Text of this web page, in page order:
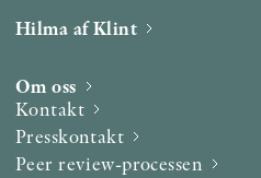
Hilma af Klint
Om oss
Kontakt
Presskontakt
Peer review-processen